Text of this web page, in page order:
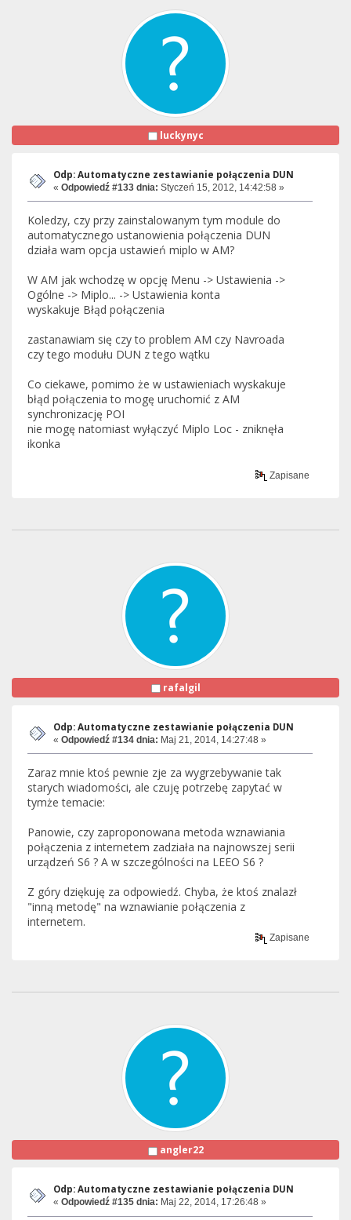
luckynyc
Odp: Automatyczne zestawianie połączenia DUN
« Odpowiedź #133 dnia: Styczeń 15, 2012, 14:42:58 »
Koledzy, czy przy zainstalowanym tym module do
automatycznego ustanowienia połączenia DUN
działa wam opcja ustawień miplo w AM?
W AM jak wchodzę w opcję Menu -> Ustawienia ->
Ogólne -> Miplo... -> Ustawienia konta
wyskakuje Błąd połączenia
zastanawiam się czy to problem AM czy Navroada
czy tego modułu DUN z tego wątku
Co ciekawe, pomimo że w ustawieniach wyskakuje
błąd połączenia to mogę uruchomić z AM
synchronizację POI
nie mogę natomiast wyłączyć Miplo Loc - zniknęła
ikonka
Zapisane
rafalgil
Odp: Automatyczne zestawianie połączenia DUN
« Odpowiedź #134 dnia: Maj 21, 2014, 14:27:48 »
Zaraz mnie ktoś pewnie zje za wygrzebywanie tak
starych wiadomości, ale czuję potrzebę zapytać w
tymże temacie:
Panowie, czy zaproponowana metoda wznawiania
połączenia z internetem zadziała na najnowszej serii
urządzeń S6 ? A w szczególności na LEEO S6 ?
Z góry dziękuję za odpowiedź. Chyba, że ktoś znalazł
"inną metodę" na wznawianie połączenia z
internetem.
Zapisane
angler22
Odp: Automatyczne zestawianie połączenia DUN
« Odpowiedź #135 dnia: Maj 22, 2014, 17:26:48 »